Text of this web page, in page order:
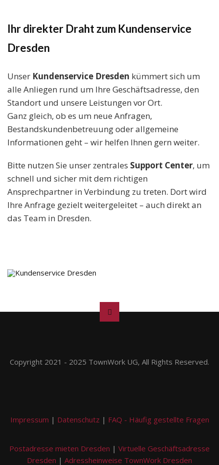
Ihr direkter Draht zum Kundenservice
Dresden
Unser Kundenservice Dresden kümmert sich um
alle Anliegen rund um Ihre Geschäftsadresse, den
Standort und unsere Leistungen vor Ort.
Ganz gleich, ob es um neue Anfragen,
Bestandskundenbetreuung oder allgemeine
Informationen geht – wir helfen Ihnen gern weiter.
Bitte nutzen Sie unser zentrales Support Center, um
schnell und sicher mit dem richtigen
Ansprechpartner in Verbindung zu treten. Dort wird
Ihre Anfrage gezielt weitergeleitet – auch direkt an
das Team in Dresden.
Copyright 2021 - 2025 TownWork UG, All Rights Reserved.
Impressum | Datenschutz | FAQ - Häufig gestellte Fragen
Postadresse mieten Dresden | Virtuelle Geschäftsadresse
Dresden | Adressheinweise TownWork Dresden